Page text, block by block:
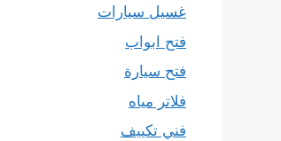
غسيل سيارات
فتح ابواب
فتح سيارة
فلاتر مياه
فني تكييف